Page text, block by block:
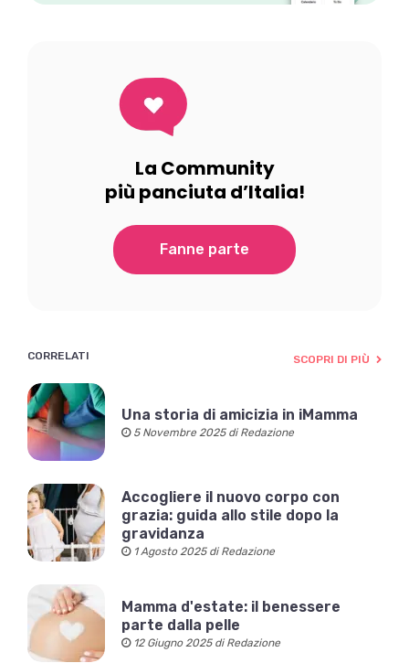
La Community
più panciuta d’Italia!
Fanne parte
CORRELATI SCOPRI DI PIÙ
Una storia di amicizia in iMamma
5 Novembre 2025 di Redazione
Accogliere il nuovo corpo con
grazia: guida allo stile dopo la
gravidanza
1 Agosto 2025 di Redazione
Mamma d'estate: il benessere
parte dalla pelle
12 Giugno 2025 di Redazione